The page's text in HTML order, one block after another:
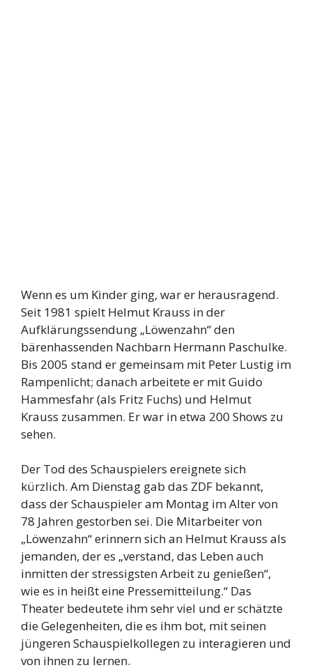
Wenn es um Kinder ging, war er herausragend.
Seit 1981 spielt Helmut Krauss in der
Aufklärungssendung „Löwenzahn“ den
bärenhassenden Nachbarn Hermann Paschulke.
Bis 2005 stand er gemeinsam mit Peter Lustig im
Rampenlicht; danach arbeitete er mit Guido
Hammesfahr (als Fritz Fuchs) und Helmut
Krauss zusammen. Er war in etwa 200 Shows zu
sehen.
Der Tod des Schauspielers ereignete sich
kürzlich. Am Dienstag gab das ZDF bekannt,
dass der Schauspieler am Montag im Alter von
78 Jahren gestorben sei. Die Mitarbeiter von
„Löwenzahn“ erinnern sich an Helmut Krauss als
jemanden, der es „verstand, das Leben auch
inmitten der stressigsten Arbeit zu genießen“,
wie es in heißt eine Pressemitteilung.“ Das
Theater bedeutete ihm sehr viel und er schätzte
die Gelegenheiten, die es ihm bot, mit seinen
jüngeren Schauspielkollegen zu interagieren und
von ihnen zu lernen.